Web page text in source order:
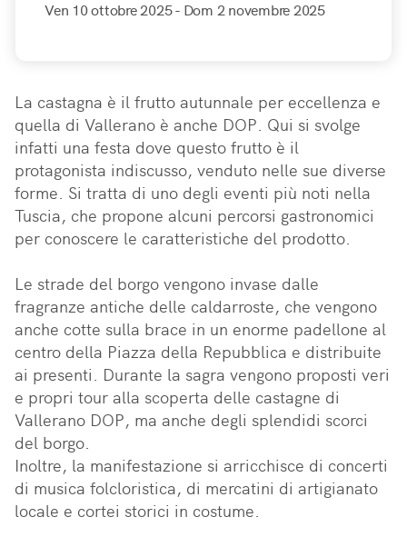
Ven 10 ottobre 2025- Dom 2 novembre 2025
La castagna è il frutto autunnale per eccellenza e
quella di Vallerano è anche DOP. Qui si svolge
infatti una festa dove questo frutto è il
protagonista indiscusso, venduto nelle sue diverse
forme. Si tratta di uno degli eventi più noti nella
Tuscia, che propone alcuni percorsi gastronomici
per conoscere le caratteristiche del prodotto.
Le strade del borgo vengono invase dalle
fragranze antiche delle caldarroste, che vengono
anche cotte sulla brace in un enorme padellone al
centro della Piazza della Repubblica e distribuite
ai presenti. Durante la sagra vengono proposti veri
e propri tour alla scoperta delle castagne di
Vallerano DOP, ma anche degli splendidi scorci
del borgo.
Inoltre, la manifestazione si arricchisce di concerti
di musica folcloristica, di mercatini di artigianato
locale e cortei storici in costume.